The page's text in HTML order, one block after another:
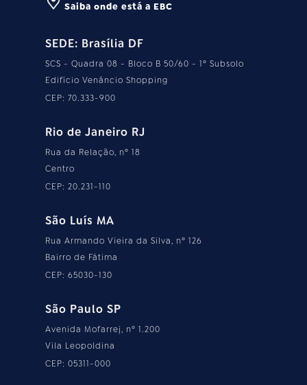
Saiba onde está a EBC
SEDE: Brasília DF
SCS - Quadra 08 - Bloco B 50/60 - 1º Subsolo
Edifício Venâncio Shopping
CEP: 70.333-900
Rio de Janeiro RJ
Rua da Relação, nº 18
Centro
CEP: 20.231-110
São Luís MA
Rua Armando Vieira da Silva, nº 126
Bairro de Fátima
CEP: 65030-130
São Paulo SP
Avenida Mofarrej, nº 1.200
Vila Leopoldina
CEP: 05311-000